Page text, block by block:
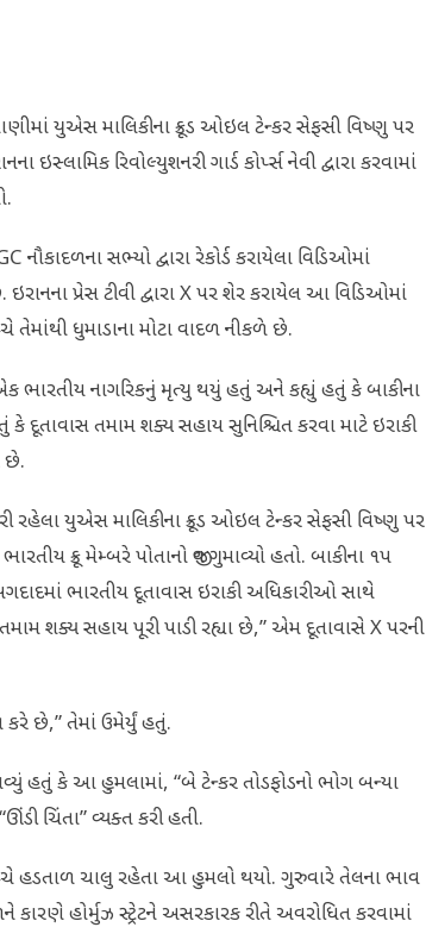
યુએસ માલિકીના ક્રૂડ ઓઇલ ટેન્કર સેફસી વિષ્ણુ પર
રિવોલ્યુશનરી ગાર્ડ કોર્પ્સ નેવી દ્વારા કરવામાં
સભ્યો દ્વારા રેકોર્ડ કરાયેલા વિડિઓમાં
પ્રેસ ટીવી દ્વારા X પર શેર કરાયેલ આ વિડિઓમાં
ધુમાડાના મોટા વાદળ નીકળે છે.
ભારતીય નાગરિકનું મૃત્યુ થયું હતું અને કહ્યું હતું કે બાકીના
તમામ શક્ય સહાય સુનિશ્ચિત કરવા માટે ઇરાકી
છે.
રહેલા યુએસ માલિકીના ક્રૂડ ઓઇલ ટેન્કર સેફસી વિષ્ણુ પર
ક્રૂ મેમ્બરે પોતાનો જીવ ગુમાવ્યો હતો. બાકીના ૧૫
ભારતીય દૂતાવાસ ઇરાકી અધિકારીઓ સાથે
શક્ય સહાય પૂરી પાડી રહ્યા છે,” એમ દૂતાવાસે X પરની
કરે છે,” તેમાં ઉમેર્યું હતું.
હતું કે આ હુમલામાં, “બે ટેન્કર તોડફોડનો ભોગ બન્યા
ચિંતા” વ્યક્ત કરી હતી.
હડતાળ ચાલુ રહેતા આ હુમલો થયો. ગુરુવારે તેલના ભાવ
હોર્મુઝ સ્ટ્રેટને અસરકારક રીતે અવરોધિત કરવામાં